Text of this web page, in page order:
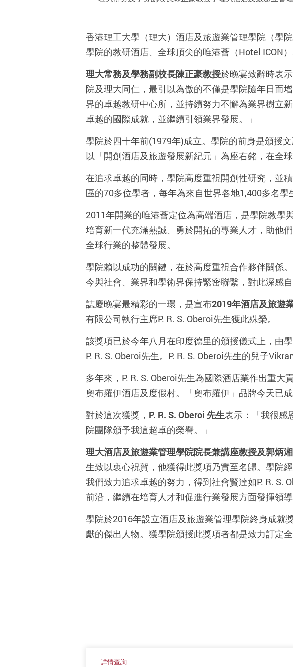
香港理工大學（理大）酒店及旅遊業管理學院（學
學院的教研酒店、全球頂尖的唯港薈（Hotel ICON
理大常務及學務副校長陳正豪教授於晚宴致辭時表
院及理大同仁，最引以為傲的不僅是學院隨年日而
界的卓越教研中心所，並持續努力不懈為業界樹立
卓越的國際成就，並繼續引領業界發展。」
學院於四十年前(1979年)成立。學院的前身是頒授
以「開創酒店及旅遊發展新紀元」為座右銘，在全
在追求卓越的同時，學院高度重視開創性研究，並
區的70多位學者，每年為來自世界各地1,400多名學
2011年開業的唯港薈定位為高端酒店，是學院教學
培育新一代充滿熱誠、勇於開拓的專業人才，助他
全球行業的整體發展。
學院賴以成功的關鍵，在於高度重視合作夥伴關係
今與社會、業界和學術界保持緊密聯繫，對此深感自
誌慶晚宴最精彩的一環，是宣布2019年酒店及旅遊
有限公司執行主席P. R. S. Oberoi先生獲此殊榮。
該獎項已於今年八月在印度德里的頒授儀式上，由
P. R. S. Oberoi先生。P. R. S. Oberoi先生的兒子
多年來，P. R. S. Oberoi先生為國際酒店業作出重
奧布羅伊酒店及度假村。「奧布羅伊」品牌今天已
對於這次獲獎， P. R. S. Oberoi 先生表示：「我很感
院團隊頒予我這超卓的榮譽。」
理大酒店及旅遊業管理學院院長兼講座教授及郭炳
生致以衷心祝賀，他獲得此獎項乃實至名歸。學院
我們致力追求卓越的努力，得到社會賢達如P. R. S.
前沿，繼續在培育人才和促進行業發展方面發揮領導
學院於2016年設立酒店及旅遊業管理學院終身成就
獻的傑出人物。獲學院頒授此獎項者都是致力訂定
詳情查詢